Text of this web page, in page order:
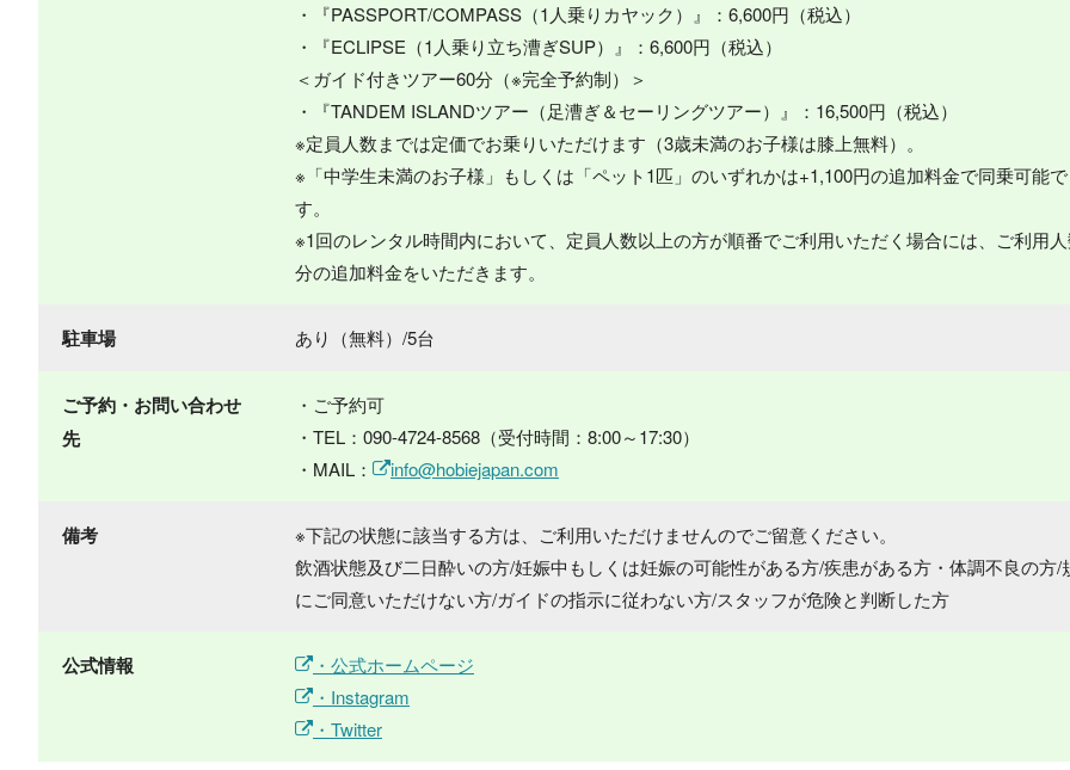
・『PASSPORT/COMPASS（1人乗りカヤック）』：6,600円（税込）
・『ECLIPSE（1人乗り立ち漕ぎSUP）』：6,600円（税込）
＜ガイド付きツアー60分（※完全予約制）＞
・『TANDEM ISLANDツアー（足漕ぎ＆セーリングツアー）』：16,500円（税込）
※定員人数までは定価でお乗りいただけます（3歳未満のお子様は膝上無料）。
※「中学生未満のお子様」もしくは「ペット1匹」のいずれかは+1,100円の追加料金で同乗可能で
す。
※1回のレンタル時間内において、定員人数以上の方が順番でご利用いただく場合には、ご利用
分の追加料金をいただきます。
駐車場 あり（無料）/5台
ご予約・お問い合わせ
先
・ご予約可
・TEL：090-4724-8568（受付時間：8:00～17:30）
・MAIL：
info@hobiejapan.com
備考
※下記の状態に該当する方は、ご利用いただけませんのでご留意ください。
飲酒状態及び二日酔いの方/妊娠中もしくは妊娠の可能性がある方/疾患がある方・体調不良の方/
にご同意いただけない方/ガイドの指示に従わない方/スタッフが危険と判断した方
公式情報
・公式ホームページ
・Instagram
・Twitter